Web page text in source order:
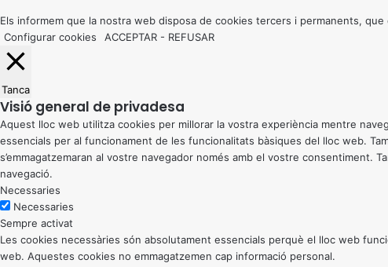
button
Els informem que la nostra web disposa de cookies tercers i permanents,
Configurar cookies
ACCEPTAR - REFUSAR
Tanca
Visió general de privadesa
Aquest lloc web utilitza cookies per millorar la vostra experiència mentre
essencials per al funcionament de les funcionalitats bàsiques del lloc web.
s’emmagatzemaran al vostre navegador només amb el vostre consentiment.
navegació.
Necessaries
Necessaries
Sempre activat
Les cookies necessàries són absolutament essencials perquè el lloc web
web. Aquestes cookies no emmagatzemen cap informació personal.